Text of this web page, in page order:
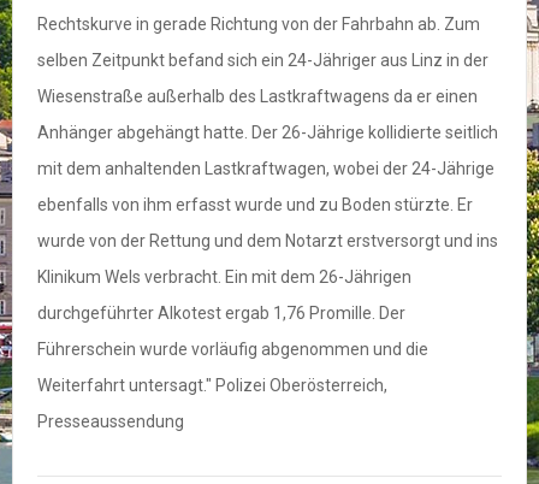
Rechtskurve in gerade Richtung von der Fahrbahn ab. Zum
selben Zeitpunkt befand sich ein 24-Jähriger aus Linz in der
Wiesenstraße außerhalb des Lastkraftwagens da er einen
Anhänger abgehängt hatte. Der 26-Jährige kollidierte seitlich
mit dem anhaltenden Lastkraftwagen, wobei der 24-Jährige
ebenfalls von ihm erfasst wurde und zu Boden stürzte. Er
wurde von der Rettung und dem Notarzt erstversorgt und ins
Klinikum Wels verbracht. Ein mit dem 26-Jährigen
durchgeführter Alkotest ergab 1,76 Promille. Der
Führerschein wurde vorläufig abgenommen und die
Weiterfahrt untersagt." Polizei Oberösterreich,
Presseaussendung